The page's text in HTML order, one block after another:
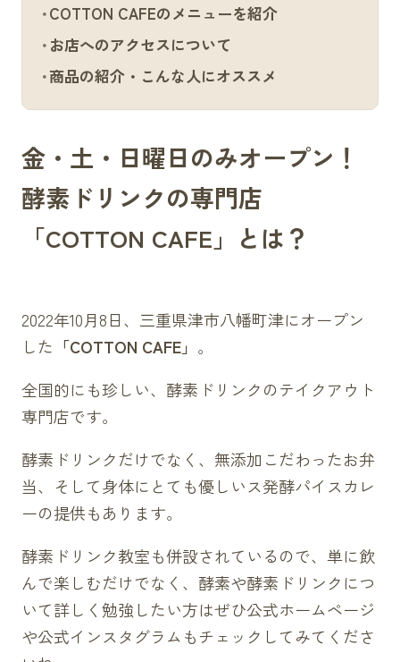
COTTON CAFEのメニューを紹介
お店へのアクセスについて
商品の紹介・こんな人にオススメ
金・土・日曜日のみオープン！
酵素ドリンクの専門店
「COTTON CAFE」とは？
2022年10月8日、三重県津市八幡町津にオープン
した 「COTTON CAFE」 。
全国的にも珍しい、酵素ドリンクのテイクアウト
専門店です。
酵素ドリンクだけでなく、無添加こだわったお弁
当、そして身体にとても優しいス発酵パイスカレ
ーの提供もあります。
酵素ドリンク教室も併設されているので、単に飲
んで楽しむだけでなく、酵素や酵素ドリンクにつ
いて詳しく勉強したい方はぜひ公式ホームページ
や公式インスタグラムもチェックしてみてくださ